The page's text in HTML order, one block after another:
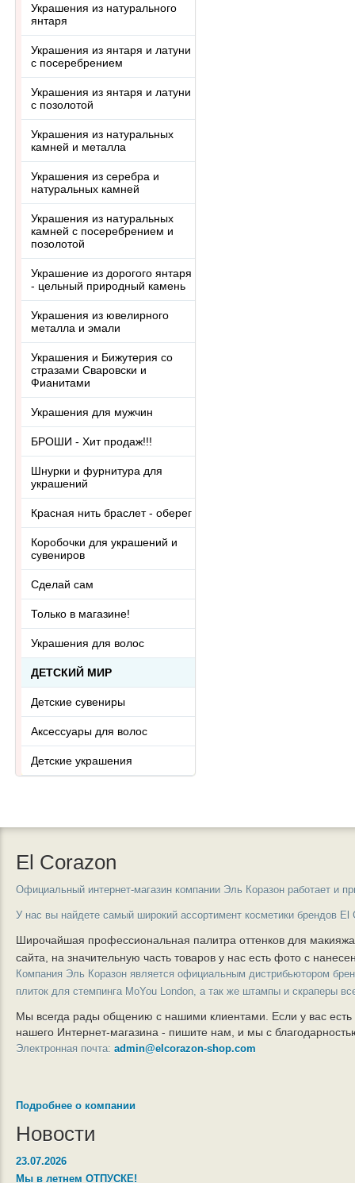
Украшения из натурального
янтаря
Украшения из янтаря и латуни
с посеребрением
Украшения из янтаря и латуни
с позолотой
Украшения из натуральных
камней и металла
Украшения из серебра и
натуральных камней
Украшения из натуральных
камней с посеребрением и
позолотой
Украшение из дорогого янтаря
- цельный природный камень
Украшения из ювелирного
металла и эмали
Украшения и Бижутерия со
стразами Сваровски и
Фианитами
Украшения для мужчин
БРОШИ - Хит продаж!!!
Шнурки и фурнитура для
украшений
Красная нить браслет - оберег
Коробочки для украшений и
сувениров
Сделай сам
Только в магазине!
Украшения для волос
ДЕТСКИЙ МИР
Детские сувениры
Аксессуары для волос
Детские украшения
El Corazon
Официальный интернет-магазин компании Эль Коразон работает и
У нас вы найдете самый широкий ассортимент косметики брендов El
Широчайшая профессиональная палитра оттенков для
сайта, на значительную часть товаров у нас есть фото с
Компания Эль Коразон является официальным дистрибьютором
плиток для стемпинга MoYou London, а так же штампы и скраперы
Мы всегда рады общению с нашими клиентами. Если у вас
нашего Интернет-магазина - пишите нам, и мы с
Электронная почта: admin@elcorazon-shop.com
Подробнее о компании
Новости
23.07.2026
Мы в летнем ОТПУСКЕ!